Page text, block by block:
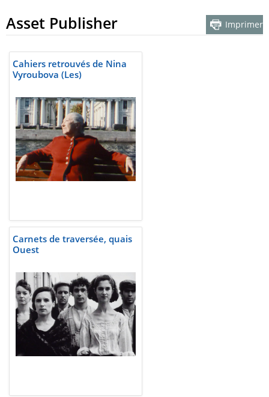
Asset Publisher Imprimer
Cahiers retrouvés de Nina
Vyroubova (Les)
Carnets de traversée, quais
Ouest